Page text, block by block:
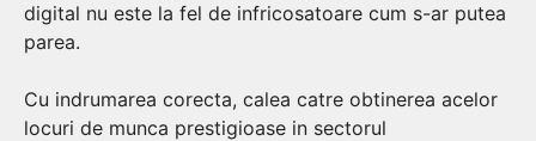
digital nu este la fel de infricosatoare cum s-ar putea
parea.
Cu indrumarea corecta, calea catre obtinerea acelor
locuri de munca prestigioase in sectorul